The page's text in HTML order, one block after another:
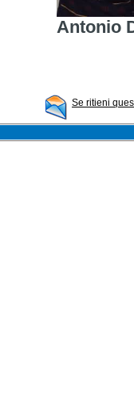
Antonio
Se ritieni